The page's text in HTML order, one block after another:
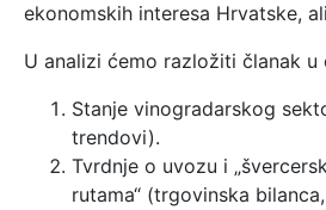
ekonomskih interesa Hrvatske,
U analizi ćemo razložiti članak u
Stanje vinogradarskog
trendovi).
Tvrdnje o uvozu i
rutama“ (trgovinska